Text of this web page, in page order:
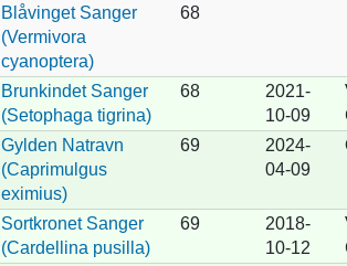
Blåvinget Sanger
(Vermivora
cyanoptera)
68
Brunkindet Sanger
(Setophaga tigrina)
68
2021-
10-09
Gylden Natravn
(Caprimulgus
eximius)
69
2024-
04-09
Sortkronet Sanger
(Cardellina pusilla)
69
2018-
10-12